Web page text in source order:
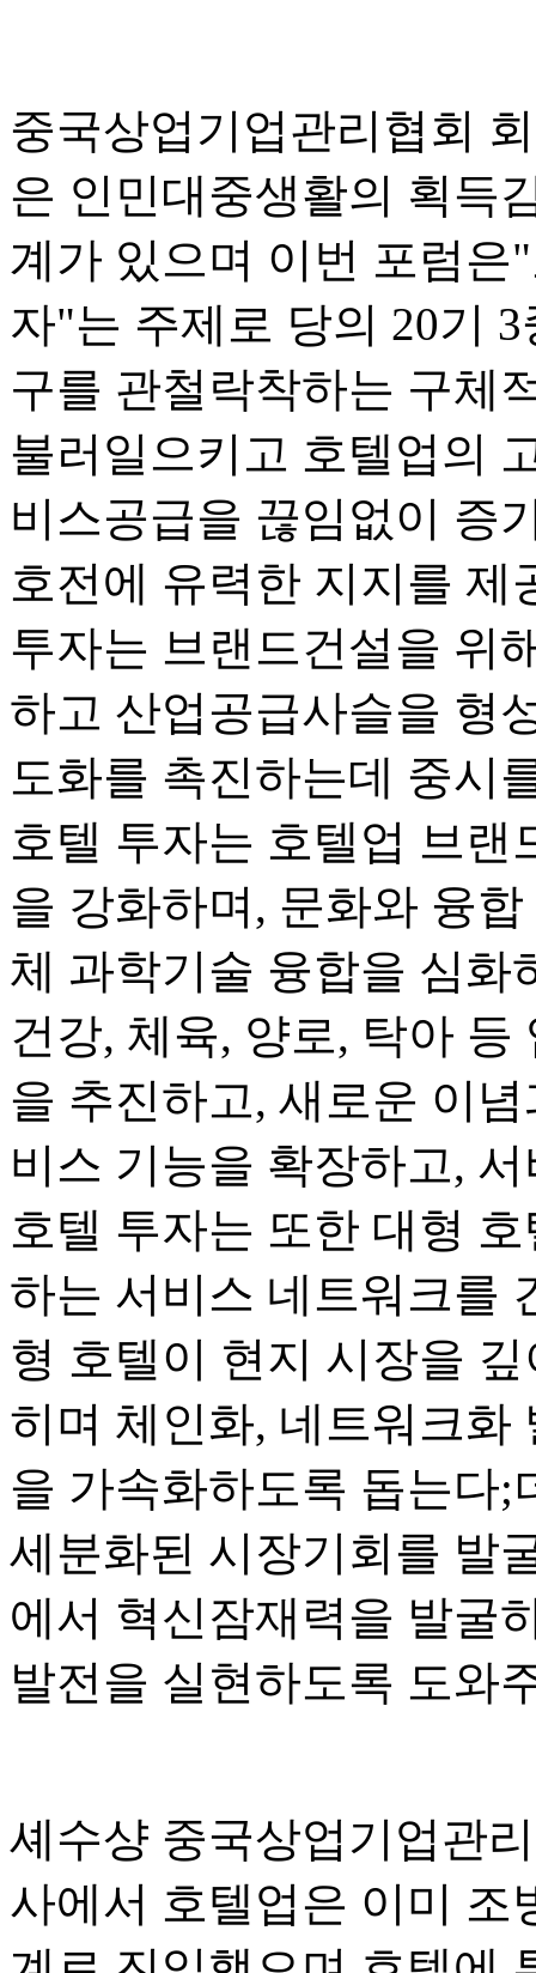
중국상업기업관리협회
은 인민대중생활의 획득
계가 있으며 이번 포럼은
자"는 주제로 당의 20기
구를 관철락착하는 구체
불러일으키고 호텔업의
비스공급을 끊임없이 증
호전에 유력한 지지를
투자는 브랜드건설을 위
하고 산업공급사슬을 형
도화를 촉진하는데 중시
호텔 투자는 호텔업 브랜
을 강화하며, 문화와 융
체 과학기술 융합을 심화
건강, 체육, 양로, 탁아
을 추진하고, 새로운 이
비스 기능을 확장하고,
호텔 투자는 또한 대형
하는 서비스 네트워크를
형 호텔이 현지 시장을
히며 체인화, 네트워크화
을 가속화하도록 돕는다;
세분화된 시장기회를 발
에서 혁신잠재력을 발굴
발전을 실현하도록 도와
셰수샹 중국상업기업관
사에서 호텔업은 이미 조